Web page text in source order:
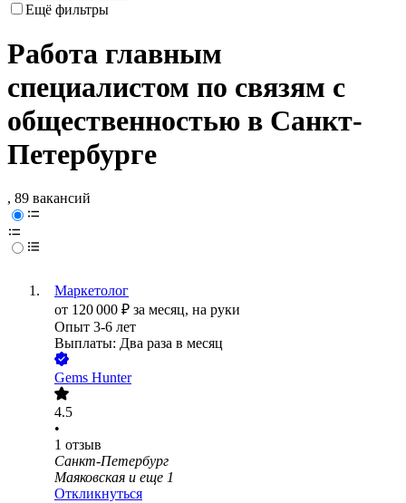
Ещё фильтры
Работа главным
специалистом по связям с
общественностью в Санкт-
Петербурге
, 89 вакансий
Маркетолог
от 120 000 ₽ за месяц, на руки
Опыт 3-6 лет
Выплаты: Два раза в месяц
Gems Hunter
4.5
•
1 отзыв
Санкт-Петербург
Маяковская и еще 1
Откликнуться